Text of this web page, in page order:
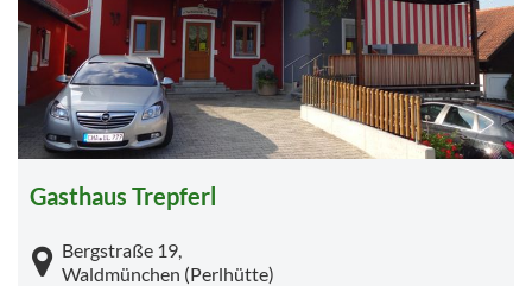
Gasthaus Trepferl
Bergstraße 19,
Waldmünchen (Perlhütte)